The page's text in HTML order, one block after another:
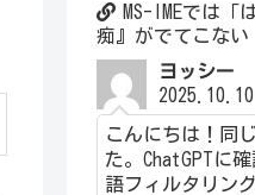
MS-IMEでは「
痴』がでてこない
ヨッシー
2025.10.10
こんにちは！同
た。ChatGPTに
語フィルタリン